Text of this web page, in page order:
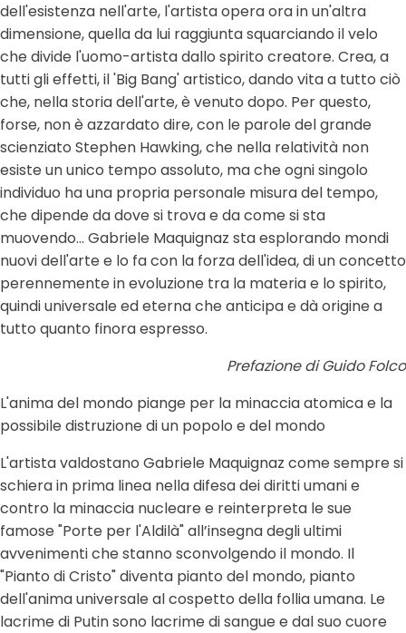
dell'esistenza nell'arte, l'artista opera ora in un'altra
dimensione, quella da lui raggiunta squarciando il velo
che divide l'uomo-artista dallo spirito creatore. Crea, a
tutti gli effetti, il 'Big Bang' artistico, dando vita a tutto ciò
che, nella storia dell'arte, è venuto dopo. Per questo,
forse, non è azzardato dire, con le parole del grande
scienziato Stephen Hawking, che nella relatività non
esiste un unico tempo assoluto, ma che ogni singolo
individuo ha una propria personale misura del tempo,
che dipende da dove si trova e da come si sta
muovendo... Gabriele Maquignaz sta esplorando mondi
nuovi dell'arte e lo fa con la forza dell'idea, di un concetto
perennemente in evoluzione tra la materia e lo spirito,
quindi universale ed eterna che anticipa e dà origine a
tutto quanto finora espresso.
Prefazione di Guido Folco
L'anima del mondo piange per la minaccia atomica e la
possibile distruzione di un popolo e del mondo
L'artista valdostano Gabriele Maquignaz come sempre si
schiera in prima linea nella difesa dei diritti umani e
contro la minaccia nucleare e reinterpreta le sue
famose "Porte per l'Aldilà" all’insegna degli ultimi
avvenimenti che stanno sconvolgendo il mondo. Il
"Pianto di Cristo" diventa pianto del mondo, pianto
dell'anima universale al cospetto della follia umana. Le
lacrime di Putin sono lacrime di sangue e dal suo cuore